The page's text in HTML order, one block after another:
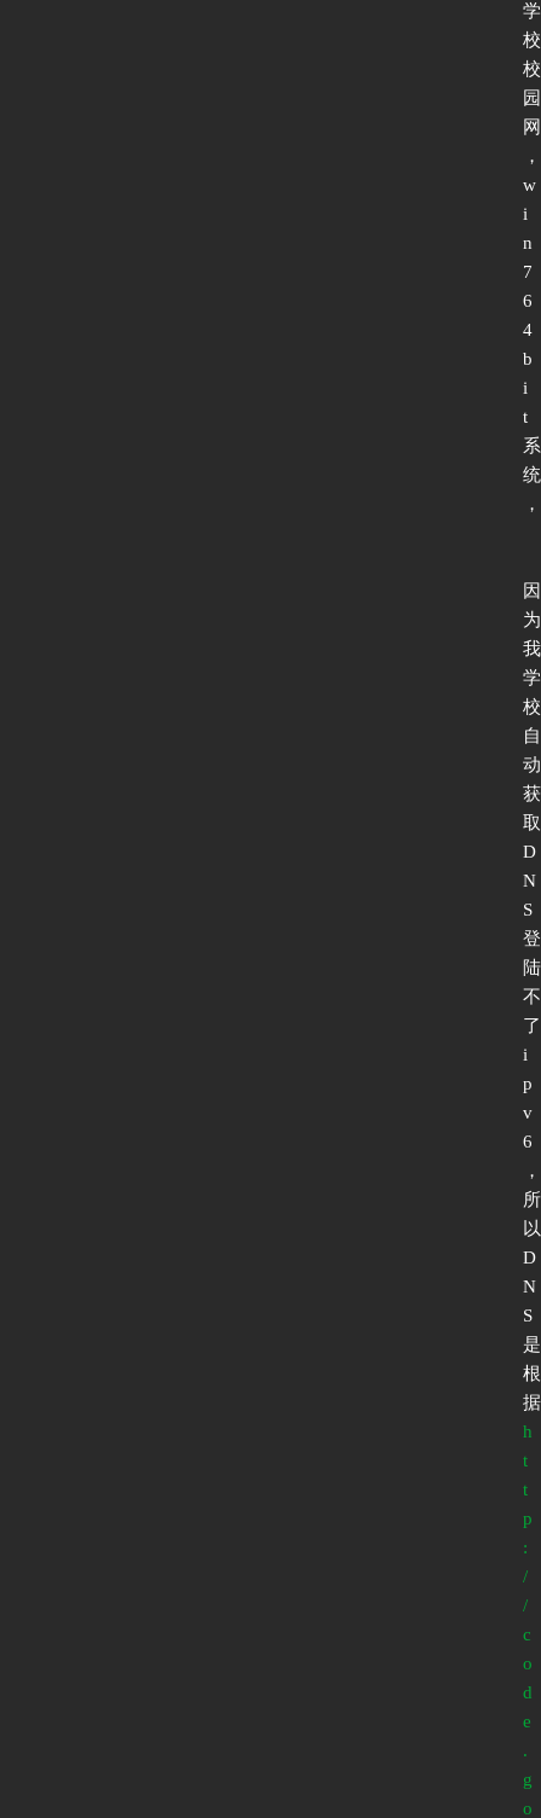
学
校
校
园
网
，
w
i
n
7
6
4
b
i
t
系
统
，
因
为
我
学
校
自
动
获
取
D
N
S
登
陆
不
了
i
p
v
6
，
所
以
D
N
S
是
根
据
h
t
t
p
:
/
/
c
o
d
e
.
g
o